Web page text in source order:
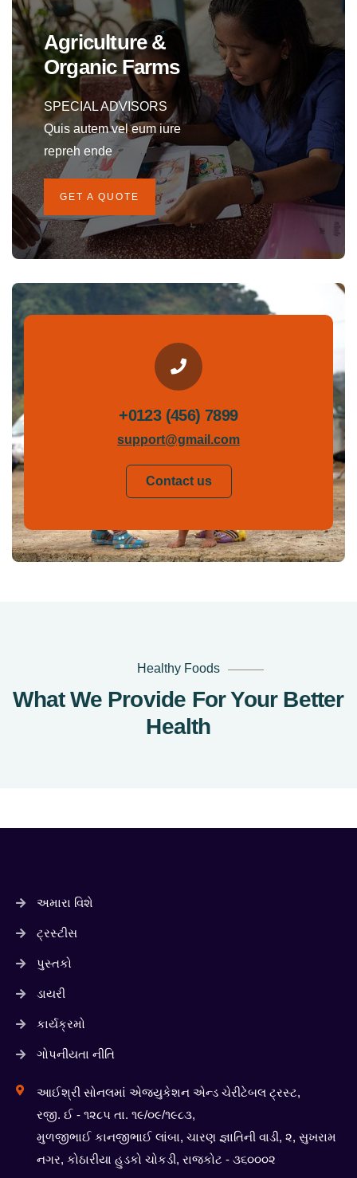
Agriculture &
Organic Farms
SPECIAL ADVISORS
Quis autem vel eum iure
repreh ende
GET A QUOTE
+0123 (456) 7899
support@gmail.com
Contact us
Healthy Foods
What We Provide For Your Better
Health
અમારા વિશે
ટ્રસ્ટીસ
પુસ્તકો
ડાયરી
કાર્યક્રમો
ગોપનીયતા નીતિ
આઈશ્રી સોનલમાં એજ્યુકેશન એન્ડ ચેરીટેબલ ટ્રસ્ટ,
રજી. ઈ - ૧૨૮૫ તા. ૧૯/૦૯/૧૯૮૩,
મુળજીભાઈ કાનજીભાઈ લાંબા, ચારણ જ્ઞાતિની વાડી, ૨, સુખરામ
નગર, કોઠારીયા હુડકો ચોકડી, રાજકોટ - ૩૬૦૦૦૨